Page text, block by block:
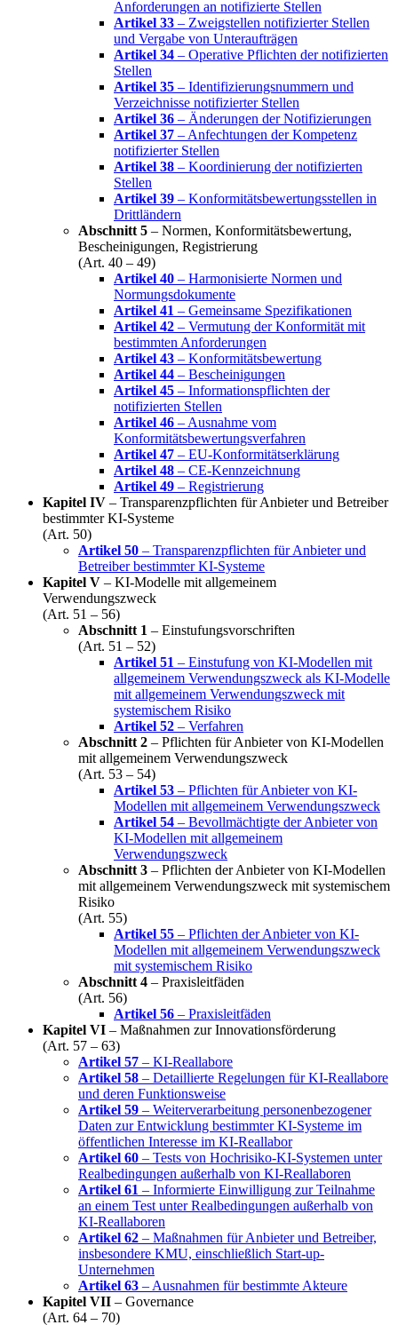
Anforderungen an notifizierte Stellen
Artikel 33 – Zweigstellen notifizierter Stellen
und Vergabe von Unteraufträgen
Artikel 34 – Operative Pflichten der notifizierten
Stellen
Artikel 35 – Identifizierungsnummern und
Verzeichnisse notifizierter Stellen
Artikel 36 – Änderungen der Notifizierungen
Artikel 37 – Anfechtungen der Kompetenz
notifizierter Stellen
Artikel 38 – Koordinierung der notifizierten
Stellen
Artikel 39 – Konformitätsbewertungsstellen in
Drittländern
Abschnitt 5 – Normen, Konformitätsbewertung,
Bescheinigungen, Registrierung
(Art. 40 – 49)
Artikel 40 – Harmonisierte Normen und
Normungsdokumente
Artikel 41 – Gemeinsame Spezifikationen
Artikel 42 – Vermutung der Konformität mit
bestimmten Anforderungen
Artikel 43 – Konformitätsbewertung
Artikel 44 – Bescheinigungen
Artikel 45 – Informationspflichten der
notifizierten Stellen
Artikel 46 – Ausnahme vom
Konformitätsbewertungsverfahren
Artikel 47 – EU-Konformitätserklärung
Artikel 48 – CE-Kennzeichnung
Artikel 49 – Registrierung
Kapitel IV – Transparenzpflichten für Anbieter und Betreiber
bestimmter KI-Systeme
(Art. 50)
Artikel 50 – Transparenzpflichten für Anbieter und
Betreiber bestimmter KI-Systeme
Kapitel V – KI-Modelle mit allgemeinem
Verwendungszweck
(Art. 51 – 56)
Abschnitt 1 – Einstufungsvorschriften
(Art. 51 – 52)
Artikel 51 – Einstufung von KI-Modellen mit
allgemeinem Verwendungszweck als KI-Modelle
mit allgemeinem Verwendungszweck mit
systemischem Risiko
Artikel 52 – Verfahren
Abschnitt 2 – Pflichten für Anbieter von KI-Modellen
mit allgemeinem Verwendungszweck
(Art. 53 – 54)
Artikel 53 – Pflichten für Anbieter von KI-
Modellen mit allgemeinem Verwendungszweck
Artikel 54 – Bevollmächtigte der Anbieter von
KI-Modellen mit allgemeinem
Verwendungszweck
Abschnitt 3 – Pflichten der Anbieter von KI-Modellen
mit allgemeinem Verwendungszweck mit systemischem
Risiko
(Art. 55)
Artikel 55 – Pflichten der Anbieter von KI-
Modellen mit allgemeinem Verwendungszweck
mit systemischem Risiko
Abschnitt 4 – Praxisleitfäden
(Art. 56)
Artikel 56 – Praxisleitfäden
Kapitel VI – Maßnahmen zur Innovationsförderung
(Art. 57 – 63)
Artikel 57 – KI-Reallabore
Artikel 58 – Detaillierte Regelungen für KI-Reallabore
und deren Funktionsweise
Artikel 59 – Weiterverarbeitung personenbezogener
Daten zur Entwicklung bestimmter KI-Systeme im
öffentlichen Interesse im KI-Reallabor
Artikel 60 – Tests von Hochrisiko-KI-Systemen unter
Realbedingungen außerhalb von KI-Reallaboren
Artikel 61 – Informierte Einwilligung zur Teilnahme
an einem Test unter Realbedingungen außerhalb von
KI-Reallaboren
Artikel 62 – Maßnahmen für Anbieter und Betreiber,
insbesondere KMU, einschließlich Start-up-
Unternehmen
Artikel 63 – Ausnahmen für bestimmte Akteure
Kapitel VII – Governance
(Art. 64 – 70)